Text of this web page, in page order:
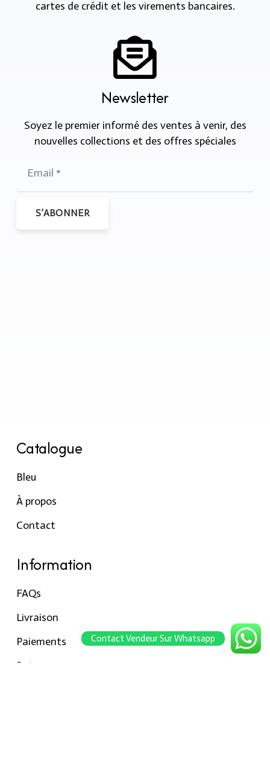
cartes de crédit et les virements bancaires.
Newsletter
Soyez le premier informé des ventes à venir, des
nouvelles collections et des offres spéciales
S’ABONNER
Catalogue
Bleu
À propos
Contact
Information
FAQs
Livraison
Paiements
Retour
Contact Vendeur Sur Whatsapp